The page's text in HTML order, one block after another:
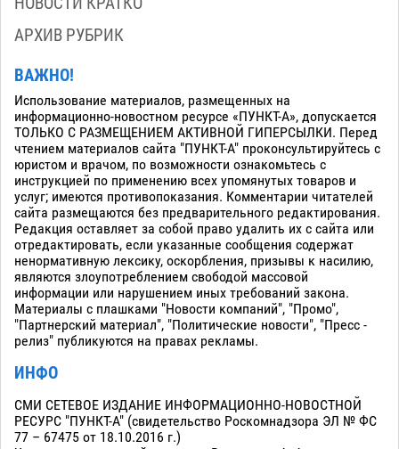
АРХИВ РУБРИК
ВАЖНО!
Использование материалов, размещенных на
информационно-новостном ресурсе «ПУНКТ-А», допускается
ТОЛЬКО С РАЗМЕЩЕНИЕМ АКТИВНОЙ ГИПЕРСЫЛКИ. Перед
чтением материалов сайта "ПУНКТ-А" проконсультируйтесь с
юристом и врачом, по возможности ознакомьтесь с
инструкцией по применению всех упомянутых товаров и
услуг; имеются противопоказания. Комментарии читателей
сайта размещаются без предварительного редактирования.
Редакция оставляет за собой право удалить их с сайта или
отредактировать, если указанные сообщения содержат
ненормативную лексику, оскорбления, призывы к насилию,
являются злоупотреблением свободой массовой
информации или нарушением иных требований закона.
Материалы с плашками "Новости компаний", "Промо",
"Партнерский материал", "Политические новости", "Пресс -
релиз" публикуются на правах рекламы.
ИНФО
СМИ СЕТЕВОЕ ИЗДАНИЕ ИНФОРМАЦИОННО-НОВОСТНОЙ
РЕСУРС "ПУНКТ-А" (свидетельство Роскомнадзора ЭЛ № ФС
77 – 67475 от 18.10.2016 г.)